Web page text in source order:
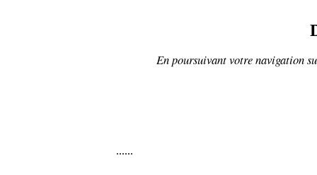
En poursuivant votre navigation
......